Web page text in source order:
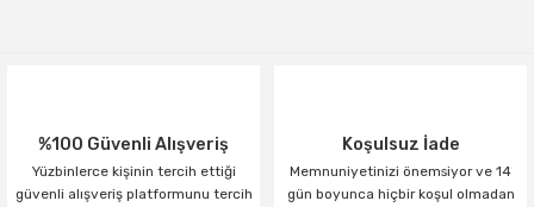
%100 Güvenli Alışveriş
Yüzbinlerce kişinin tercih ettiği
güvenli alışveriş platformunu tercih
Koşulsuz İade
Memnuniyetinizi önemsiyor ve 14
gün boyunca hiçbir koşul olmadan